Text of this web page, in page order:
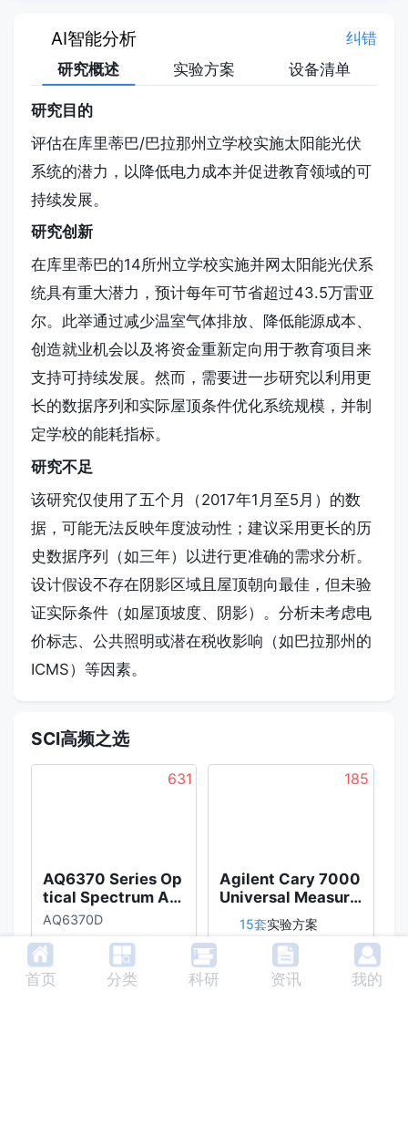
AI智能分析
纠错
研究概述
实验方案 设备清单
研究目的
评估在库里蒂巴/巴拉那州立学校实施太阳能光伏
系统的潜力，以降低电力成本并促进教育领域的可
持续发展。
研究创新
在库里蒂巴的14所州立学校实施并网太阳能光伏系
统具有重大潜力，预计每年可节省超过43.5万雷亚
尔。此举通过减少温室气体排放、降低能源成本、
创造就业机会以及将资金重新定向用于教育项目来
支持可持续发展。然而，需要进一步研究以利用更
长的数据序列和实际屋顶条件优化系统规模，并制
定学校的能耗指标。
研究不足
该研究仅使用了五个月（2017年1月至5月）的数
据，可能无法反映年度波动性；建议采用更长的历
史数据序列（如三年）以进行更准确的需求分析。
设计假设不存在阴影区域且屋顶朝向最佳，但未验
证实际条件（如屋顶坡度、阴影）。分析未考虑电
价标志、公共照明或潜在税收影响（如巴拉那州的
ICMS）等因素。
SCI高频之选
631
AQ6370 Series Op
tical Spectrum An
alyzer
AQ6370D
实验方案
185
Agilent Cary 7000
Universal Measure
ment Spectrophot
ometer (UMS)
15套实验方案
首页 分类 科研 资讯 我的